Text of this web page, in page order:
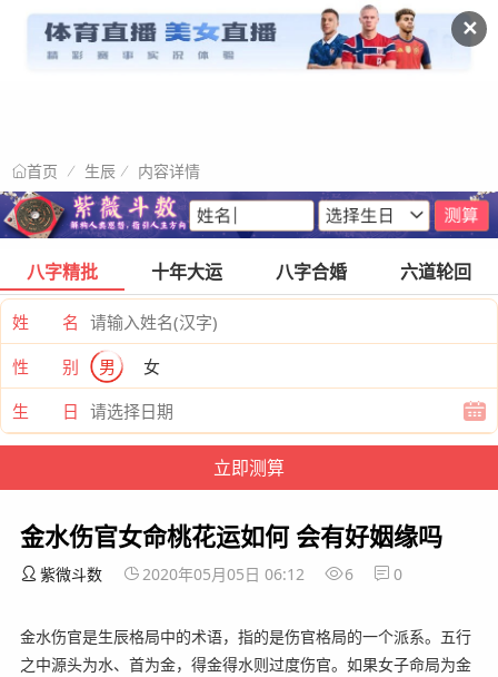
✕
首页 生辰 内容详情
八字精批 十年大运 八字合婚 六道轮回
姓 名
性 别
男
女
生 日
金水伤官女命桃花运如何 会有好姻缘吗
紫微斗数 2020年05月05日 06:12 6 0
金水伤官是生辰格局中的术语，指的是伤官格局的一个派系。五行
之中源头为水、首为金，得金得水则过度伤官。如果女子命局为金